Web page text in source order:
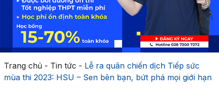
Trang chủ- Tin tức - Lễ ra quân chiến dịch Tiếp sức
mùa thi 2023: HSU – Sen bên bạn, bứt phá mọi giới hạn